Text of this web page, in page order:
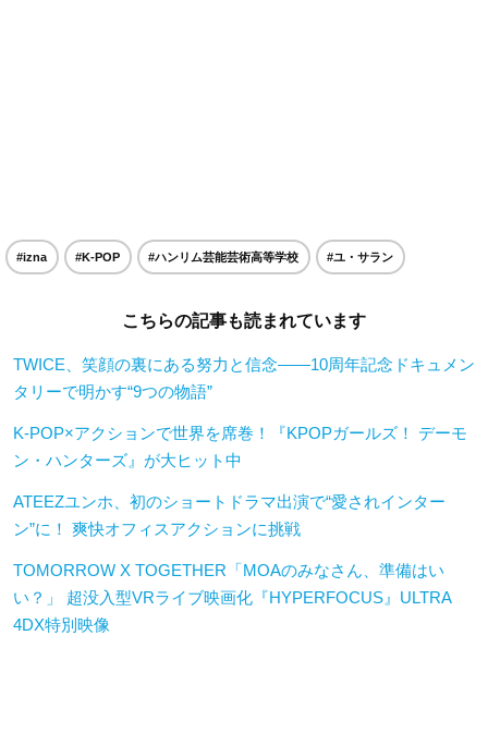
#izna #K-POP #ハンリム芸能芸術高等学校 #ユ・サラン
こちらの記事も読まれています
TWICE、笑顔の裏にある努力と信念——10周年記念ドキュメン
タリーで明かす“9つの物語”
K-POP×アクションで世界を席巻！『KPOPガールズ！ デーモ
ン・ハンターズ』が大ヒット中
ATEEZユンホ、初のショートドラマ出演で“愛されインター
ン”に！ 爽快オフィスアクションに挑戦
TOMORROW X TOGETHER「MOAのみなさん、準備はい
い？」 超没入型VRライブ映画化『HYPERFOCUS』ULTRA
4DX特別映像